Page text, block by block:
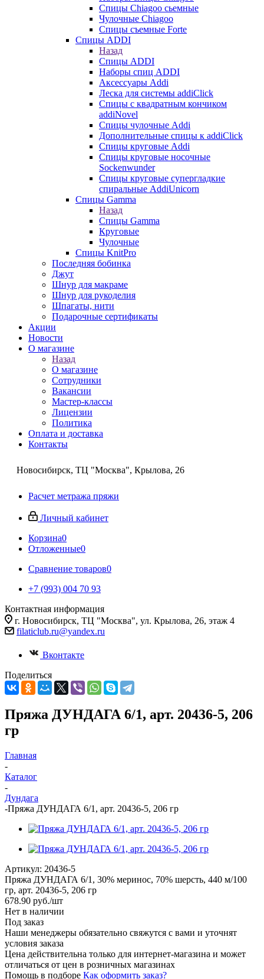
Спицы Chiagoo сьемные
Чулочные Chiagoo
Спицы съемные Forte
Спицы ADDI
Назад
Спицы ADDI
Наборы спиц ADDI
Аксессуары Addi
Леска для системы addiClick
Спицы с квадратным кончиком
addiNovel
Спицы чулочные Addi
Дополнительные спицы к addiClick
Спицы круговые Addi
Спицы круговые носочные
Sockenwunder
Спицы круговые супергладкие
спиральные AddiUnicorn
Спицы Gamma
Назад
Спицы Gamma
Круговые
Чулочные
Спицы KnitPro
Последняя бобинка
Джут
Шнур для макраме
Шнур для рукоделия
Шпагаты, нити
Подарочные сертификаты
Акции
Новости
О магазине
Назад
О магазине
Сотрудники
Вакансии
Мастер-классы
Лицензии
Политика
Оплата и доставка
Контакты
Новосибирск, ТЦ "Москва", Крылова, 26
Расчет метража пряжи
Личный кабинет
Корзина0
Отложенные0
Сравнение товаров0
+7 (993) 004 70 93
Контактная информация
г. Новосибирск, ТЦ "Москва", ул. Крылова, 26, этаж 4
filaticlub.ru@yandex.ru
Вконтакте
Поделиться
Пряжа ДУНДАГА 6/1, арт. 20436-5, 206
гр
Главная
-
Каталог
-
Дундага
-Пряжа ДУНДАГА 6/1, арт. 20436-5, 206 гр
Артикул: 20436-5
Пряжа ДУНДАГА 6/1, 30% меринос, 70% шерсть, 440 м/100
гр, арт. 20436-5, 206 гр
678.90 руб./шт
Нет в наличии
Под заказ
Наши менеджеры обязательно свяжутся с вами и уточнят
условия заказа
Цена действительна только для интернет-магазина и может
отличаться от цен в розничных магазинах
Помощь в подборе Как оформить заказ?